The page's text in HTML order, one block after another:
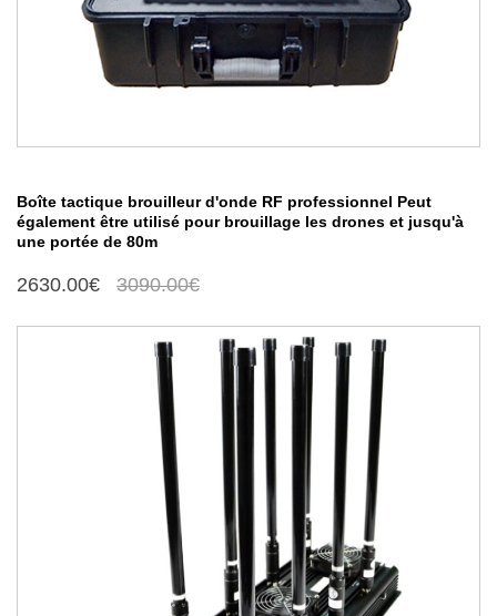
Boîte tactique brouilleur d'onde RF professionnel Peut
également être utilisé pour brouillage les drones et jusqu'à
une portée de 80m
2630.00€ 3090.00€